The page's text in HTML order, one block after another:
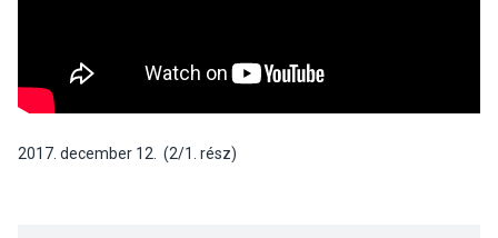
2017. december 12. (2/1. rész)